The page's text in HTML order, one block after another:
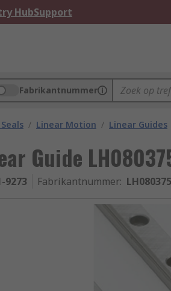
HubSupport
Fabrikantnummer
/ Linear Motion / Linear Guides
Guide
9273 Fabrikantnummer: